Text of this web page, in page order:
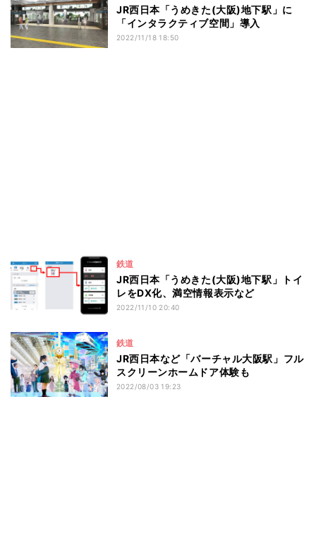
JR西日本「うめきた(大阪)地下駅」に
「インタラクティブ空間」導入
2022/11/18 18:50
鉄道
JR西日本「うめきた(大阪)地下駅」トイ
レをDX化、満空情報表示など
2022/11/10 20:40
鉄道
JR西日本など「バーチャル大阪駅」フル
スクリーンホームドア体験も
2022/08/03 19:23